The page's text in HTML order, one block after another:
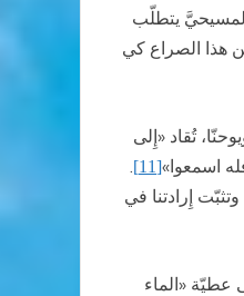
المسيحيَّ يتطلّب
هذا الصراع كي
تُقاد «إِلى
اسمعوا»[11]
.
وتثبّت إِرادتنا في
عطيّة «الماء